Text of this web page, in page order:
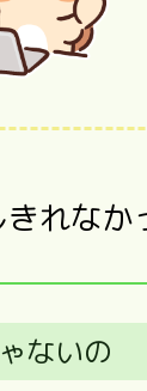
きれな
ないの